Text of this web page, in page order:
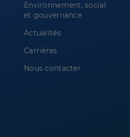
Environnement, social
et gouvernance
Actualités
Carrières
Nous contacter